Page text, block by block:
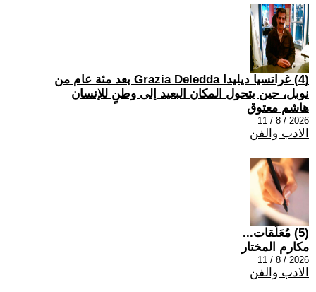
(4) غراتسيا ديليدا Grazia Deledda بعد مئة عام من
نوبل، حين يتحول المكان البعيد إلى وطنٍ للإنسان
هاشم معتوق
2026 / 8 / 11
الادب والفن
(5) مُعَلَقات...
مكارم المختار
2026 / 8 / 11
الادب والفن